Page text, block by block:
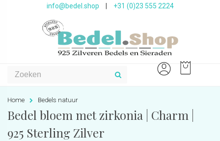
info@bedel.shop +31 (0)23 555 2224
Home Bedels natuur
Bedel bloem met zirkonia | Charm |
925 Sterling Zilver